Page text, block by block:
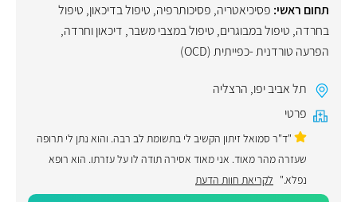
תחום ראשי: פסיכיאטריה, פסיכותרפיה, טיפול בדיכאון, טיפול
בחרדה, טיפול במבוגרים, טיפול במצבי משבר, דיכאון וחרדה,
הפרעה טורדנית -כפייתית (OCD)
תל אביב יפו, הרצליה
פרטי
"ד"ר סמואל זיתון הקשיב לי בתשומת לב רבה. והוא נתן לי תרופה
שעזרה מהר מאוד. אני מאוד אסירה תודה לו על עזרתו. הוא רופא
נפלא." לקריאת חוות הדעת